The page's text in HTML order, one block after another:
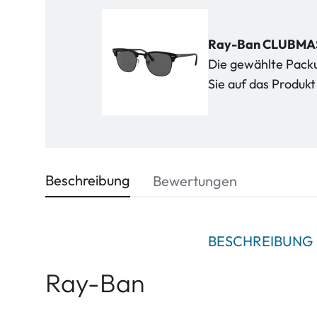
Ray-Ban
Die gewählte
Sie auf das
Beschreibung
BESCHREIBUNG
Ray-Ban
Bewertungen